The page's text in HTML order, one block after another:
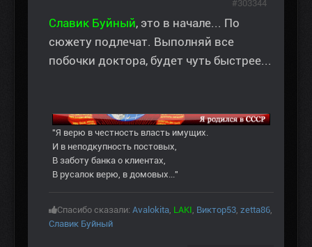
Славик Буйный, это в начале... По
сюжету подлечат. Выполняй все
побочки доктора, будет чуть быстрее...
"Я верю в честность власть имущих.
И в неподкупность постовых,
В заботу банка о клиентах,
В русалок верю, в домовых..."
Спасибо сказали: Avalokita LAKI Виктор53 zetta86
Славик Буйный
#303344